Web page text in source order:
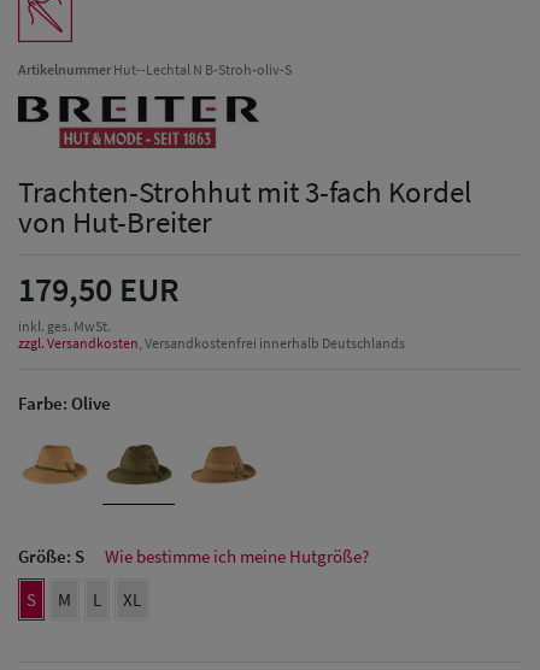
ArtikelnummerHut--Lechtal N B-Stroh-oliv-S
Trachten-Strohhut mit 3-fach Kordel
von Hut-Breiter
179,50 EUR
inkl. ges. MwSt.
zzgl. Versandkosten, Versandkostenfrei innerhalb Deutschlands
Farbe: Olive
Größe: S
Wie bestimme ich meine Hutgröße?
S
M L XL